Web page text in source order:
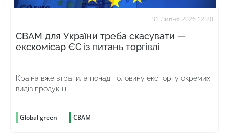
31 Липня 2026 12:20
CBAM для України треба скасувати —
екскомісар ЄС із питань торгівлі
Країна вже втратила понад половину експорту окремих
видів продукції
Global green CBAM